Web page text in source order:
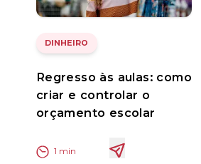
DINHEIRO
Regresso às aulas: como
criar e controlar o
orçamento escolar
1 min